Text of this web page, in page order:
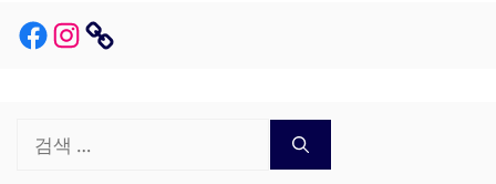
Facebook
Instagram
Link
색: